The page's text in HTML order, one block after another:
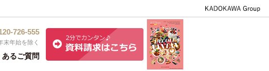
726-555
年始を除く
あるご質問